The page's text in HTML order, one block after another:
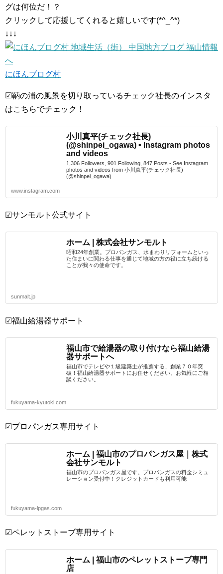
グは何位だ！？
クリックして応援してくれると嬉しいです(*^_^*)
↓↓↓
にほんブログ村
☑鞆の浦の風景を切り取っているチェック社長のインスタ
はこちらでチェック！
小川真平(チェック社長)
(@shinpei_ogawa) • Instagram photos
and videos
1,306 Followers, 901 Following, 847 Posts - See Instagram
photos and videos from 小川真平(チェック社長)
(@shinpei_ogawa)
www.instagram.com
☑サンモルト公式サイト
ホーム | 株式会社サンモルト
昭和24年創業。プロパンガス、水まわりリフォームといっ
た住まいに関わる仕事を通じて地域の方の役に立ち続ける
ことが我々の使命です。
sunmalt.jp
☑福山給湯器サポート
福山市で給湯器の取り付けなら福山給湯
器サポートへ
福山市でテレビや１級建築士が推薦する、創業７０年突
破！福山給湯器サポートにお任せください。お気軽にご相
談ください。
fukuyama-kyutoki.com
☑プロパンガス専用サイト
ホーム | 福山市のプロパンガス屋｜株式
会社サンモルト
福山市のプロパンガス屋です。プロパンガスの料金シミュ
レーション受付中！クレジットカードも利用可能
fukuyama-lpgas.com
☑ペレットストーブ専用サイト
ホーム | 福山市のペレットストーブ専門
店